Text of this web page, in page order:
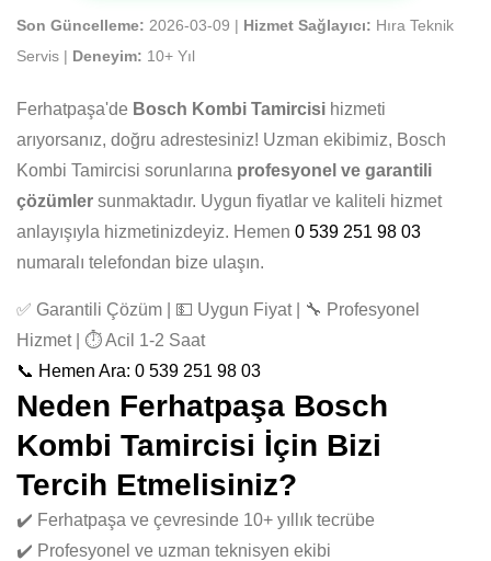
Son Güncelleme: 2026-03-09 | Hizmet Sağlayıcı: Hıra Teknik
Servis |
Deneyim: 10+ Yıl
Ferhatpaşa'de Bosch Kombi Tamircisi hizmeti
arıyorsanız, doğru adrestesiniz! Uzman ekibimiz, Bosch
Kombi Tamircisi sorunlarına profesyonel ve garantili
çözümler sunmaktadır. Uygun fiyatlar ve kaliteli hizmet
anlayışıyla hizmetinizdeyiz. Hemen 0 539 251 98 03
numaralı telefondan bize ulaşın.
✅ Garantili Çözüm | 💵 Uygun Fiyat | 🔧 Profesyonel
Hizmet | ⏱️ Acil 1-2 Saat
📞 Hemen Ara: 0 539 251 98 03
Neden Ferhatpaşa Bosch
Kombi Tamircisi İçin Bizi
Tercih Etmelisiniz?
✔️ Ferhatpaşa ve çevresinde 10+ yıllık tecrübe
✔️ Profesyonel ve uzman teknisyen ekibi